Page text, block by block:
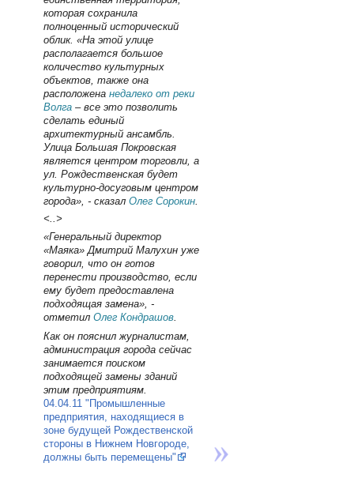
которая сохранила
полноценный исторический
облик. «На этой улице
располагается большое
количество культурных
объектов, также она
расположенанедалеко от реки
Волга – все это позволить
сделать единый
архитектурный ансамбль.
Улица Большая Покровская
является центром торговли, а
ул. Рождественская будет
культурно-досуговым центром
города», - сказалОлег Сорокин
<..>
«Генеральный директор
«Маяка» Дмитрий Малухин уже
говорил, что он готов
перенести производство, если
ему будет предоставлена
подходящая замена», -
отметилОлег Кондрашов.
Как он пояснил журналистам,
администрация города сейчас
занимается поиском
подходящей замены зданий
этим предприятиям.
04.04.11 "Промышленные
предприятия, находящиеся в
зоне будущей Рождественской
стороны в Нижнем Новгороде,
должны быть перемещены"